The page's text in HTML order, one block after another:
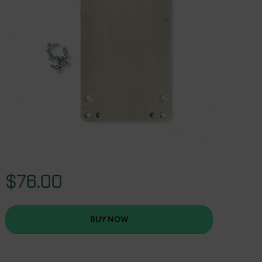
$76.00
BUY NOW